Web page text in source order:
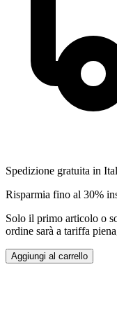
Spedizione gratuita in
Risparmia fino al 30%
Solo il primo articolo o
ordine sarà a tariffa
Aggiungi al carrello